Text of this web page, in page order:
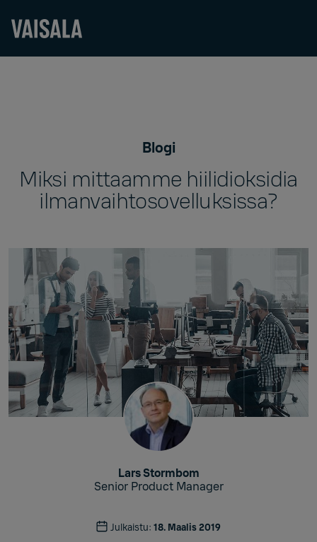
Blogi
Miksi mittaamme hiilidioksidia
ilmanvaihtosovelluksissa?
Lars Stormbom
Senior Product Manager
Julkaistu: 18. Maalis 2019